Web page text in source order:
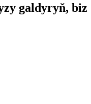
galdyryň, biz